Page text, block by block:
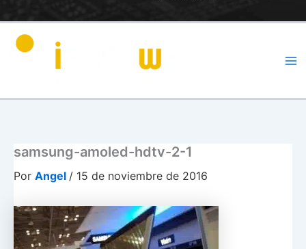
samsung-amoled-hdtv-2-1
Por Angel / 15 de noviembre de 2016